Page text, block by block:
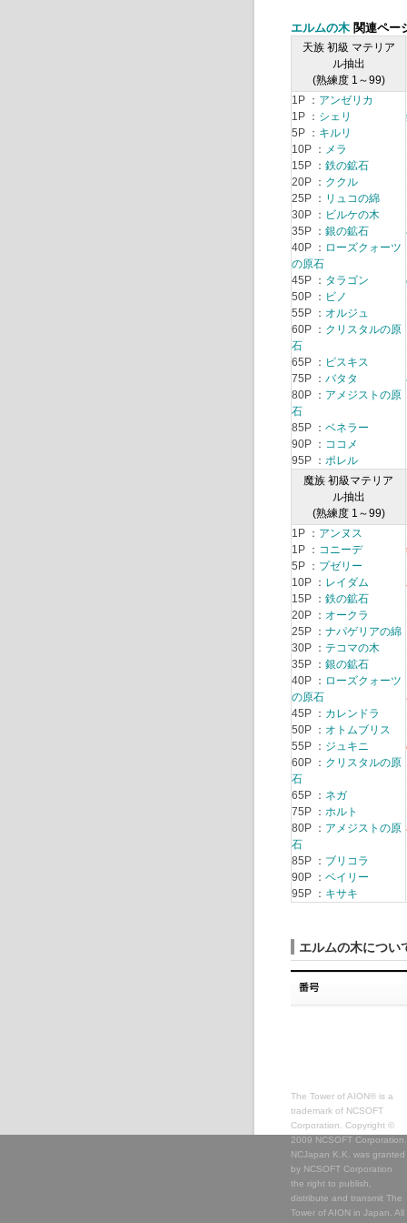
エルムの木 関連ペー
天族 初級 マテリア
ル抽出
(熟練度 1～99)
1P ： アンゼリカ
1P ： シェリ
5P ： キルリ
10P ： メラ
15P ： 鉄の鉱石
20P ： ククル
25P ： リュコの綿
30P ： ビルケの木
35P ： 銀の鉱石
40P ： ローズクォーツ
の原石
45P ： タラゴン
50P ： ビノ
55P ： オルジュ
60P ： クリスタルの原
石
65P ： ピスキス
75P ： バタタ
80P ： アメジストの原
石
85P ： ベネラー
90P ： ココメ
95P ： ポレル
魔族 初級マテリア
ル抽出
(熟練度 1～99)
1P ： アンヌス
1P ： コニーデ
5P ： プゼリー
10P ： レイダム
15P ： 鉄の鉱石
20P ： オークラ
25P ： ナパゲリアの綿
30P ： テコマの木
35P ： 銀の鉱石
40P ： ローズクォーツ
の原石
45P ： カレンドラ
50P ： オトムブリス
55P ： ジュキニ
60P ： クリスタルの原
石
65P ： ネガ
75P ： ホルト
80P ： アメジストの原
石
85P ： ブリコラ
90P ： ベイリー
95P ： キサキ
エルムの木につい
The Tower of AION® is a
trademark of NCSOFT
Corporation. Copyright ©
2009 NCSOFT Corporation.
NCJapan K.K. was granted
by NCSOFT Corporation
the right to publish,
distribute and transmit The
Tower of AION in Japan. All